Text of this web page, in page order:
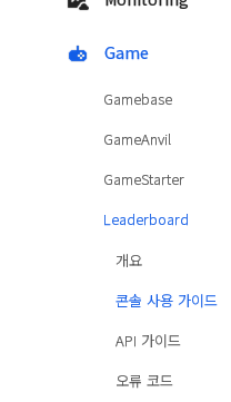
Game
Gamebase
GameAnvil
GameStarter
Leaderboard
개요
콘솔 사용 가이드
API 가이드
오류 코드